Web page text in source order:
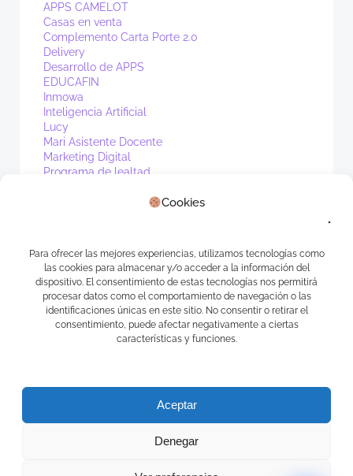
Cookies
Para ofrecer las mejores experiencias, utilizamos tecnologías como
las cookies para almacenar y/o acceder a la información del
dispositivo. El consentimiento de estas tecnologías nos permitirá
procesar datos como el comportamiento de navegación o las
identificaciones únicas en este sitio. No consentir o retirar el
consentimiento, puede afectar negativamente a ciertas
características y funciones.
Aceptar
Denegar
APPS CAMELOT
Casas en venta
Complemento Carta Porte 2.0
Delivery
Desarrollo de APPS
EDUCAFIN
Inmowa
Inteligencia Artificial
Lucy
Mari Asistente Docente
Marketing Digital
Programa de lealtad
WhatsApp
Meta
Acceder
Feed de entradas
Feed de comentarios